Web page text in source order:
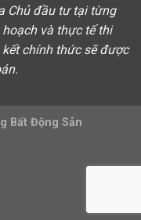
Chủ đầu tư tại từng
và thực tế thi
chính thức sẽ được
Bất Động Sản